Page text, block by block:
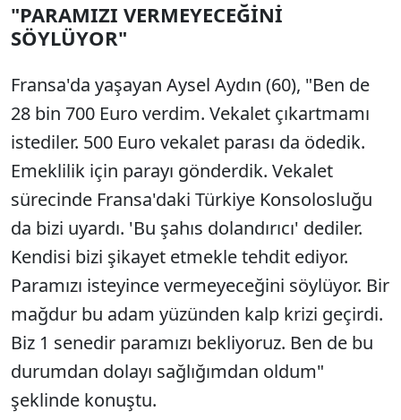
"PARAMIZI VERMEYECEĞİNİ
SÖYLÜYOR"
Fransa'da yaşayan Aysel Aydın (60), "Ben de
28 bin 700 Euro verdim. Vekalet çıkartmamı
istediler. 500 Euro vekalet parası da ödedik.
Emeklilik için parayı gönderdik. Vekalet
sürecinde Fransa'daki Türkiye Konsolosluğu
da bizi uyardı. 'Bu şahıs dolandırıcı' dediler.
Kendisi bizi şikayet etmekle tehdit ediyor.
Paramızı isteyince vermeyeceğini söylüyor. Bir
mağdur bu adam yüzünden kalp krizi geçirdi.
Biz 1 senedir paramızı bekliyoruz. Ben de bu
durumdan dolayı sağlığımdan oldum"
şeklinde konuştu.